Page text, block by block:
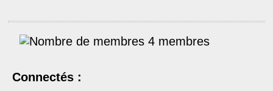
4 membres
Connectés :